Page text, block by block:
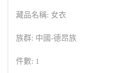
藏品名稱: 女衣
族群: 中國-德昂族
件數: 1